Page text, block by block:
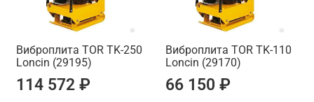
Виброплита TOR TK-250
Loncin (29195)
114 572 ₽
Виброплита TOR TK-110
Loncin (29170)
66 150 ₽